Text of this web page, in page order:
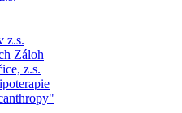
z.s.
Záloh
z.s.